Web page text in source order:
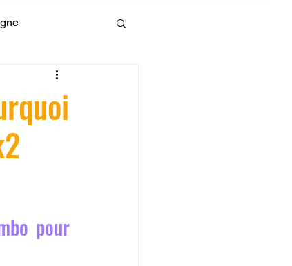
3D en ligne.
CREALITY
pour